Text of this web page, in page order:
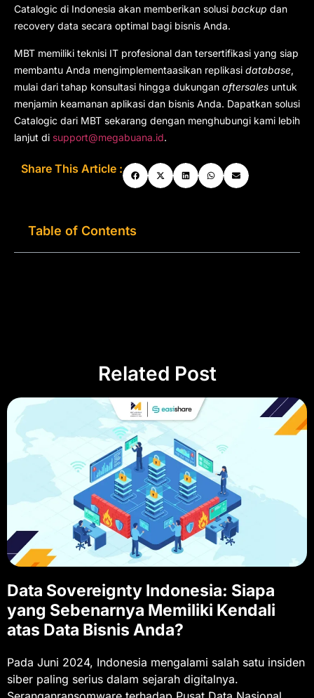
Catalogic di Indonesia akan memberikan solusi backup dan
recovery data secara optimal bagi bisnis Anda.
MBT memiliki teknisi IT profesional dan tersertifikasi yang siap
membantu Anda mengimplementaasikan replikasi database,
mulai dari tahap konsultasi hingga dukungan aftersales untuk
menjamin keamanan aplikasi dan bisnis Anda. Dapatkan solusi
Catalogic dari MBT sekarang dengan menghubungi kami lebih
lanjut di support@megabuana.id.
Share This Article :
Table of Contents
Related Post
Data Sovereignty Indonesia: Siapa
yang Sebenarnya Memiliki Kendali
atas Data Bisnis Anda?
Pada Juni 2024, Indonesia mengalami salah satu insiden
siber paling serius dalam sejarah digitalnya.